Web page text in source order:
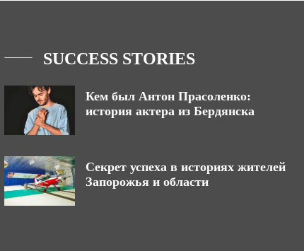
SUCCESS STORIES
Кем был Антон Прасоленко:
история актера из Бердянска
Секрет успеха в историях жителей
Запорожья и области